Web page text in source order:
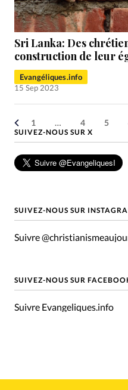
Sri Lanka: Des
construction de leur
Evangéliques.info
15 Sep 2023
1 … 4 5
SUIVEZ-NOUS SUR X
SUIVEZ-NOUS SUR
Suivre
SUIVEZ-NOUS SUR
Suivre Evangeliques.info